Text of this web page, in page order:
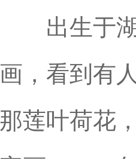
出生于湖
画，看到有
那莲叶荷花